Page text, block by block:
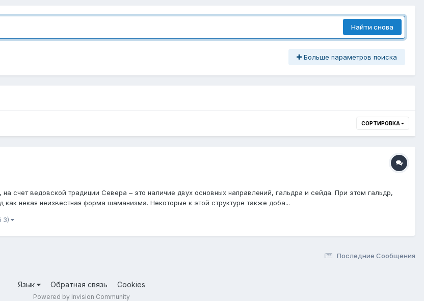
Найти снова
Больше параметров поиска
СОРТИРОВКА
ведовской традиции Севера – это наличие двух основных направлений, гальдра и сейда. При этом гальдр,
некая неизвестная форма шаманизма. Некоторые к этой структуре также доба...
3)
Последние Сообщения
Язык Обратная связь Cookies
Powered by Invision Community